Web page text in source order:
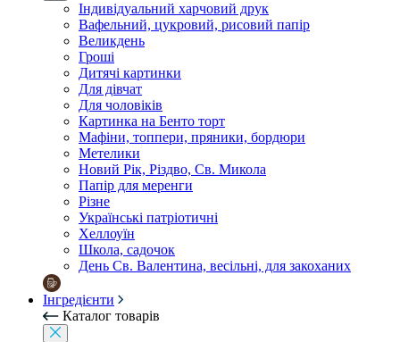
Індивідуальний харчовий друк
Вафельний, цукровий, рисовий папір
Великдень
Гроші
Дитячі картинки
Для дівчат
Для чоловіків
Картинка на Бенто торт
Мафіни, топпери, пряники, бордюри
Метелики
Новий Рік, Різдво, Св. Микола
Папір для меренги
Різне
Українські патріотичні
Хеллоуїн
Школа, садочок
День Св. Валентина, весільні, для закоханих
Інгредієнти
Каталог товарів